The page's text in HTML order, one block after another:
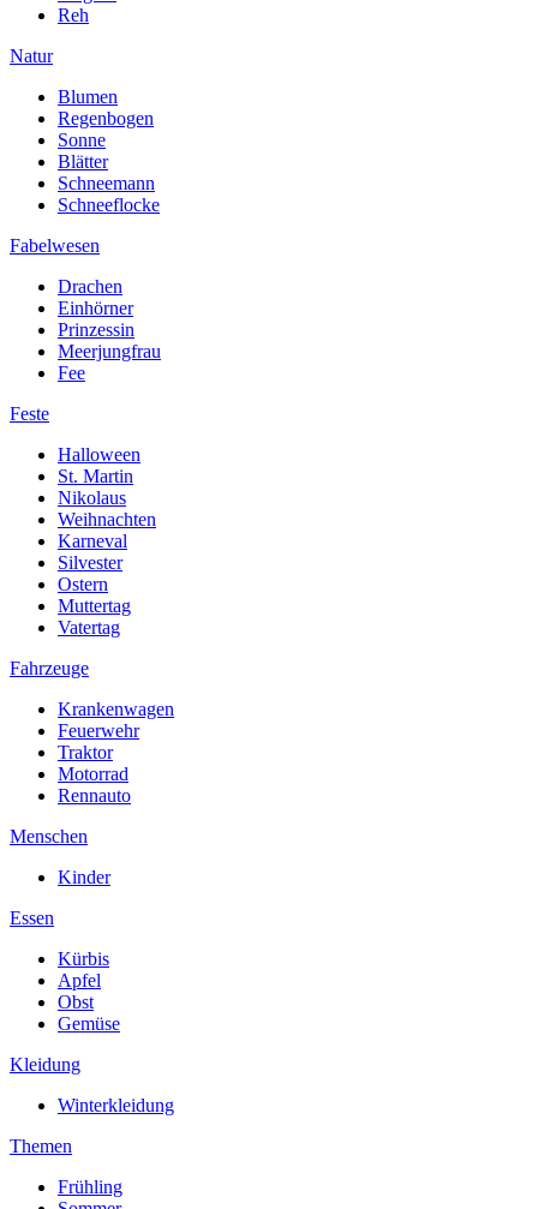
Reh
Natur
Blumen
Regenbogen
Sonne
Blätter
Schneemann
Schneeflocke
Fabelwesen
Drachen
Einhörner
Prinzessin
Meerjungfrau
Fee
Feste
Halloween
St. Martin
Nikolaus
Weihnachten
Karneval
Silvester
Ostern
Muttertag
Vatertag
Fahrzeuge
Krankenwagen
Feuerwehr
Traktor
Motorrad
Rennauto
Menschen
Kinder
Essen
Kürbis
Apfel
Obst
Gemüse
Kleidung
Winterkleidung
Themen
Frühling